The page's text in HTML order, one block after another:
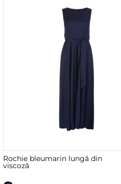
Rochie bleumarin lungă din
viscoză